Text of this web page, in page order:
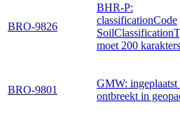
BRO-9826
BHR-P:
classificationCode
moet 200
BRO-9801
GMW: ingeplaatst
ontbreekt in